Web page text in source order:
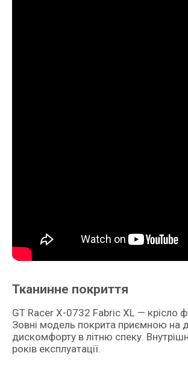
Тканинне покриття
GT Racer X-0732 Fabric XL — крісло
Зовні модель покрита приємною на
дискомфорту в літню спеку.
років експлуатації.